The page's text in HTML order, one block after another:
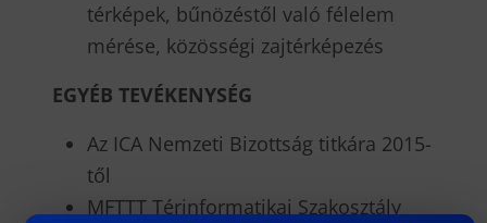
térképek, bűnözéstől való félelem
mérése, közösségi zajtérképezés
EGYÉB TEVÉKENYSÉG
Az ICA Nemzeti Bizottság titkára 2015-
től
MFTTT Térinformatikai Szakosztály